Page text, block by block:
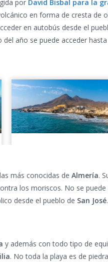
por David Bisbal para la
en forma de cresta de
en autobús desde el
del año se puede acceder
más conocidas de Almería.
los moriscos. No se
desde el pueblo de San José.
y además con todo tipo de
. No toda la playa es de